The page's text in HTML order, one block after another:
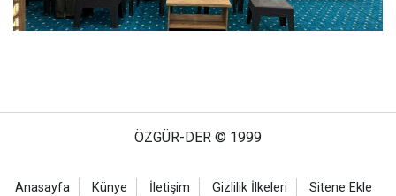
ÖZGÜR-DER © 1999
Anasayfa Künye İletişim Gizlilik İlkeleri Sitene Ekle